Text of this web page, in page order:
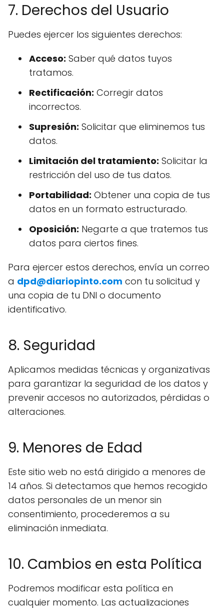
7. Derechos del Usuario
Puedes ejercer los siguientes derechos:
Acceso: Saber qué datos tuyos
tratamos.
Rectificación: Corregir datos
incorrectos.
Supresión: Solicitar que eliminemos tus
datos.
Limitación del tratamiento: Solicitar la
restricción del uso de tus datos.
Portabilidad: Obtener una copia de tus
datos en un formato estructurado.
Oposición: Negarte a que tratemos tus
datos para ciertos fines.
Para ejercer estos derechos, envía un correo
a dpd@diariopinto.com con tu solicitud y
una copia de tu DNI o documento
identificativo.
8. Seguridad
Aplicamos medidas técnicas y organizativas
para garantizar la seguridad de los datos y
prevenir accesos no autorizados, pérdidas o
alteraciones.
9. Menores de Edad
Este sitio web no está dirigido a menores de
14 años. Si detectamos que hemos recogido
datos personales de un menor sin
consentimiento, procederemos a su
eliminación inmediata.
10. Cambios en esta Política
Podremos modificar esta política en
cualquier momento. Las actualizaciones